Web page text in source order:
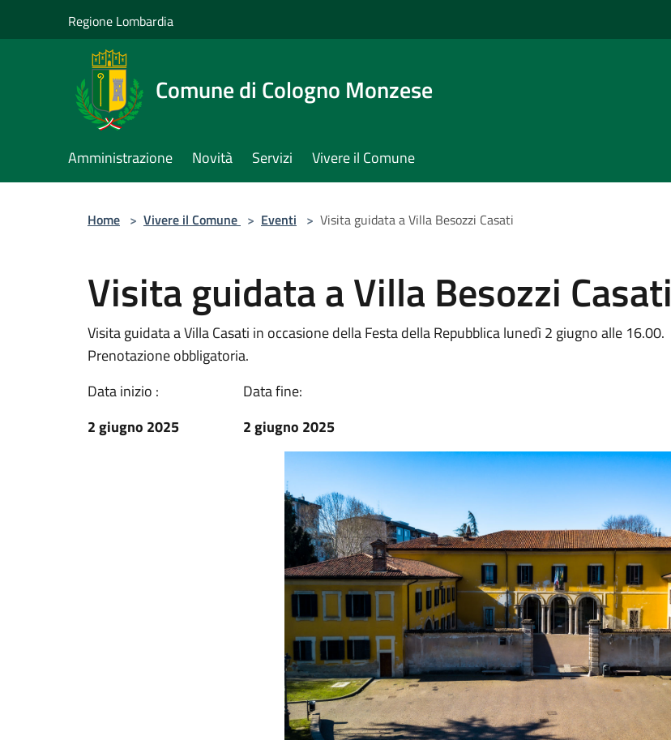
Regione Lombardia
Comune di Cologno Monzese
Amministrazione Novità Servizi Vivere il Comune
Home > Vivere il Comune > Eventi > Visita guidata a Villa Besozzi Casati
Visita guidata a Villa Besozzi Casati
Visita guidata a Villa Casati in occasione della Festa della Repubblica lunedì 2 giugno alle 16.00.
Prenotazione obbligatoria.
Data inizio :
2 giugno 2025
Data fine:
2 giugno 2025